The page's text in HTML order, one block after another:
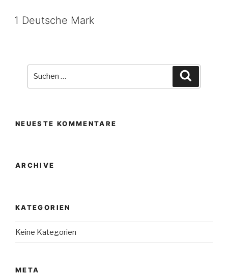
1 Deutsche Mark
NEUESTE KOMMENTARE
ARCHIVE
KATEGORIEN
Keine Kategorien
META